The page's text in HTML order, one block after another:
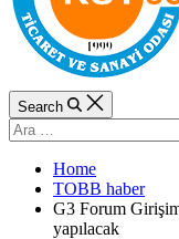
Search
Arama:
Home
TOBB haber
G3 Forum
yapılacak